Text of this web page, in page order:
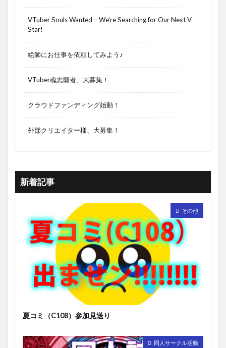
VTuber Souls Wanted – We’re Searching for Our Next V
Star!
絵師にお仕事を依頼してみよう♪
VTuber魂志願者、大募集！
クラウドファンディング始動！
外部クリエイター様、大募集！
新着記事
その他
夏コミ（C108）参加見送り
同人サークル活動